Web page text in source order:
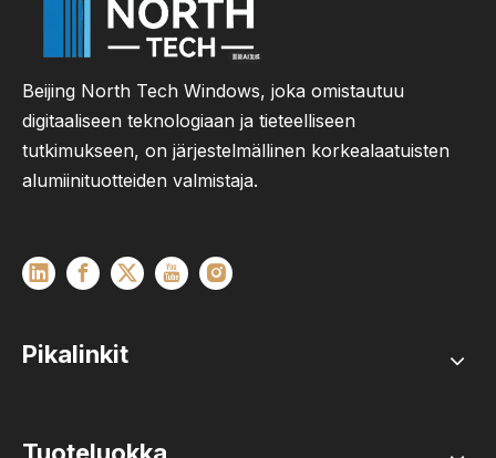
Beijing North Tech Windows, joka omistautuu
digitaaliseen teknologiaan ja tieteelliseen
tutkimukseen, on järjestelmällinen korkealaatuisten
alumiinituotteiden valmistaja.
Pikalinkit